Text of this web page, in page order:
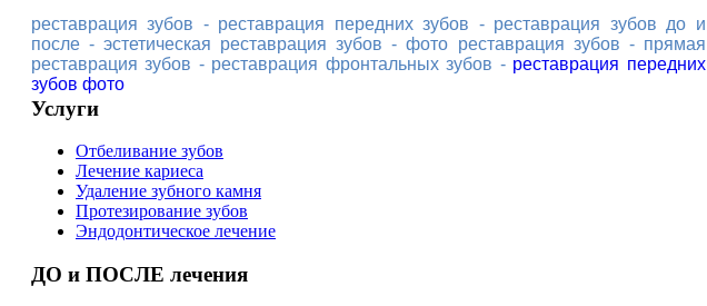
реставрация зубов - реставрация передних зубов - реставрация зубов до и
после - эстетическая реставрация зубов - фото реставрация зубов - прямая
реставрация зубов - реставрация фронтальных зубов - реставрация передних
зубов фото
Услуги
Отбеливание зубов
Лечение кариеса
Удаление зубного камня
Протезирование зубов
Эндодонтическое лечение
ДО и ПОСЛЕ лечения